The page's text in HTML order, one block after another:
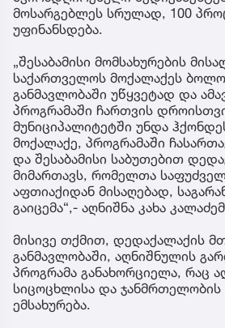
მოსარგებლეს სრულად, 100
უფინანსდება.
„შესაბამისი მომსახურების
საქართველოს მოქალაქეს
განმავლობაში უწყვეტად და
პროგრამაში ჩართვის
მუნიციპალიტეტში უნდა
მოქალაქე, პროგრამაში
და შესაბამისი საბუთებით
მიმართავს, რომელთა
აფთიაქიდან მისაღებად,
გაიცემა“,- აღნიშნა კახა
მისივე თქმით, დედაქალაქის
განმავლობაში, აღნიშნულის
პროგრამა განახორციელა, რაც
სიცოცხლისა და ჯანმრთელობის
ემსახურება.